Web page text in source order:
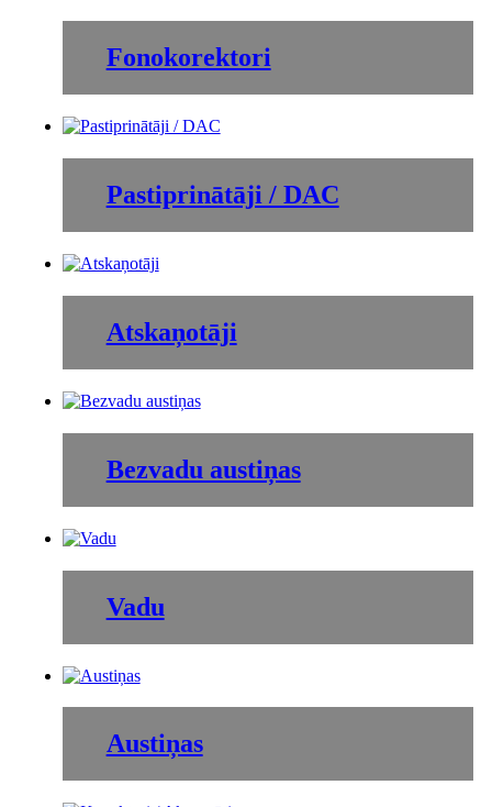
Fonokorektori
Pastiprinātāji / DAC
Atskaņotāji
Bezvadu austiņas
Vadu
Austiņas